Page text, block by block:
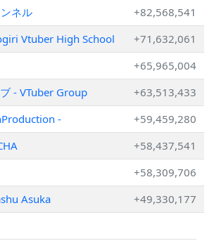
ネル
+82,568,541
Vtuber High School
+71,632,061
+65,965,004
- VTuber Group
+63,513,433
-
+59,459,280
+58,437,541
+58,309,706
Asuka
+49,330,177